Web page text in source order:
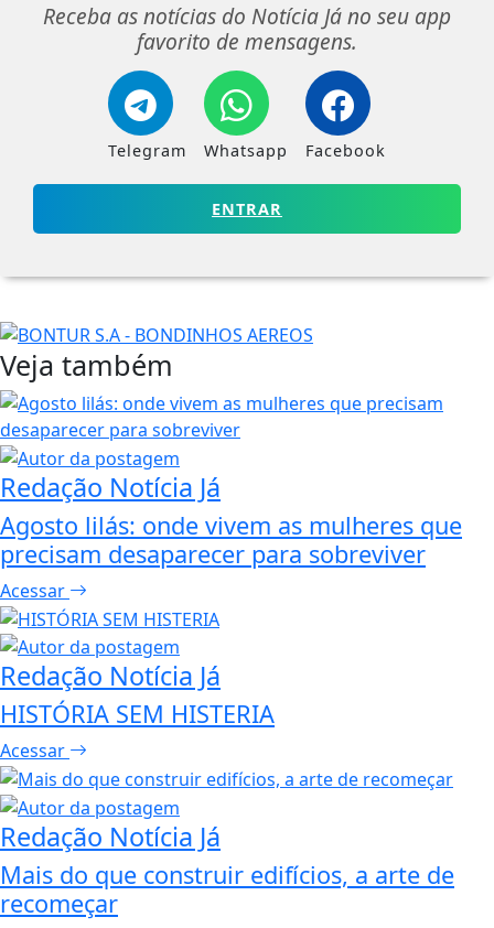
Receba as notícias do Notícia Já no seu app
favorito de mensagens.
Telegram Whatsapp Facebook
ENTRAR
Veja também
Redação Notícia Já
Agosto lilás: onde vivem as mulheres que
precisam desaparecer para sobreviver
Acessar
Redação Notícia Já
HISTÓRIA SEM HISTERIA
Acessar
Redação Notícia Já
Mais do que construir edifícios, a arte de
recomeçar